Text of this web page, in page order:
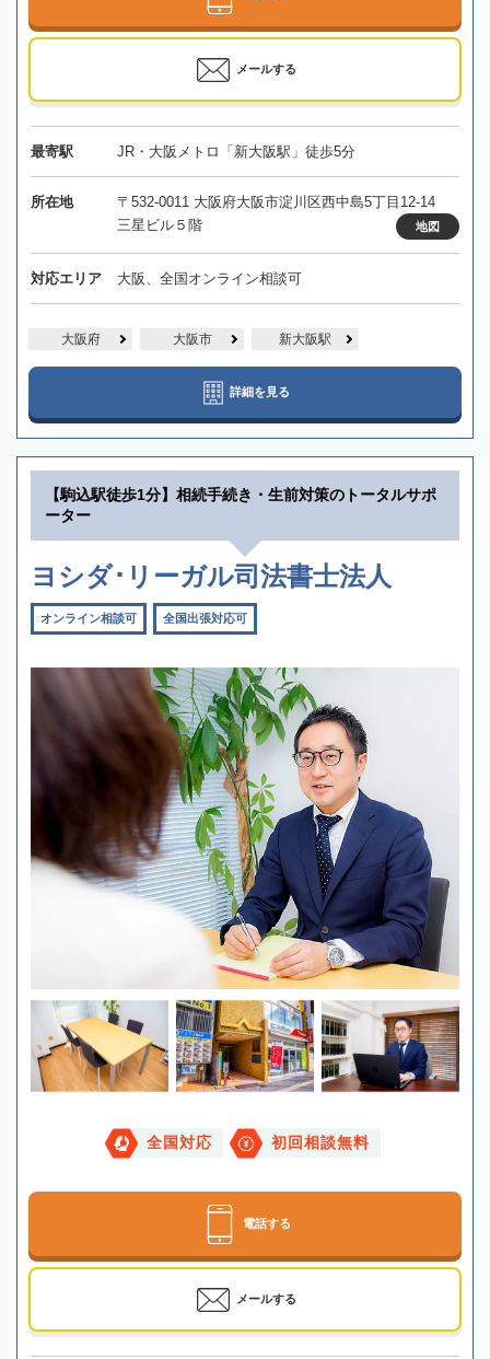
メールする
最寄駅 JR・大阪メトロ「新大阪駅」徒歩5分
所在地
〒532-0011 大阪府大阪市淀川区西中島5丁目12-14
三星ビル５階
地図
対応エリア 大阪、全国オンライン相談可
大阪府 大阪市 新大阪駅
詳細を見る
【駒込駅徒歩1分】相続手続き・生前対策のトータルサポ
ーター
ヨシダ･リーガル司法書士法人
オンライン相談可 全国出張対応可
全国対応 初回相談無料
電話する
メールする